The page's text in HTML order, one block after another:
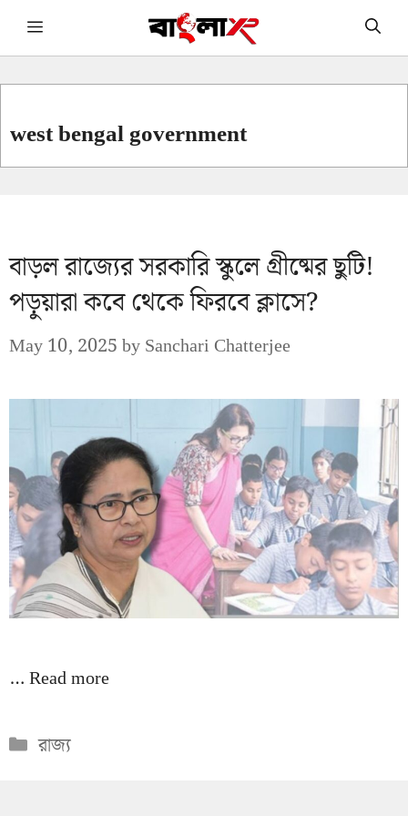
Skip Menu
west bengal government
বাড়ল রাজ্যের সরকারি স্কুলে গ্রীষ্মের ছুটি!
পড়ুয়ারা কবে থেকে ফিরবে ক্লাসে?
May 10, 2025bySanchari Chatterjee
…Read more
Categories
রাজ্য